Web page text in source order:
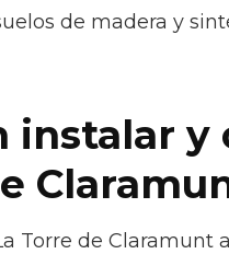
de madera y
instalar y
Torre de Claramunt